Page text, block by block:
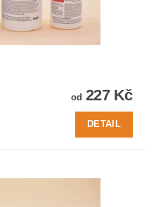
od 227 Kč
DETAIL